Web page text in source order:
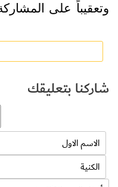
وتعقيباً على
التعاونية “تهدف
اقتصادي رائد
الإسهام في تفعيل
وخاصة في مجال
من جمهورية
متنوعة وذلك من
القطاع الخاص
شاركنا بتعليقك